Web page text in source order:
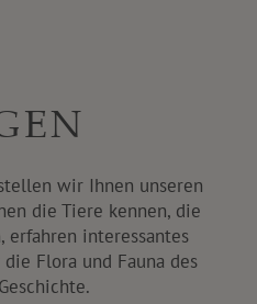
wir Ihnen unseren
die Tiere kennen, die
erfahren interessantes
Flora und Fauna des